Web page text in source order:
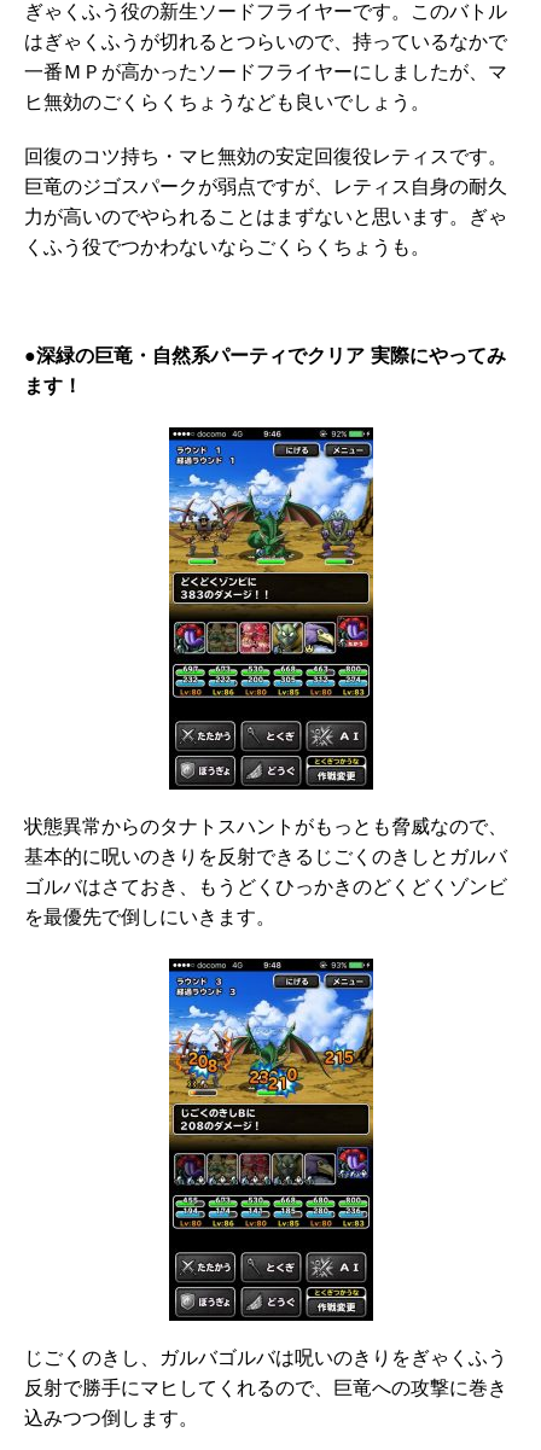
ぎゃくふう役の新生ソードフライヤーです。このバトル
はぎゃくふうが切れるとつらいので、持っているなかで
一番ＭＰが高かったソードフライヤーにしましたが、マ
ヒ無効のごくらくちょうなども良いでしょう。
回復のコツ持ち・マヒ無効の安定回復役レティスです。
巨竜のジゴスパークが弱点ですが、レティス自身の耐久
力が高いのでやられることはまずないと思います。ぎゃ
くふう役でつかわないならごくらくちょうも。
●深緑の巨竜・自然系パーティでクリア 実際にやってみ
ます！
状態異常からのタナトスハントがもっとも脅威なので、
基本的に呪いのきりを反射できるじごくのきしとガルバ
ゴルバはさておき、もうどくひっかきのどくどくゾンビ
を最優先で倒しにいきます。
じごくのきし、ガルバゴルバは呪いのきりをぎゃくふう
反射で勝手にマヒしてくれるので、巨竜への攻撃に巻き
込みつつ倒します。